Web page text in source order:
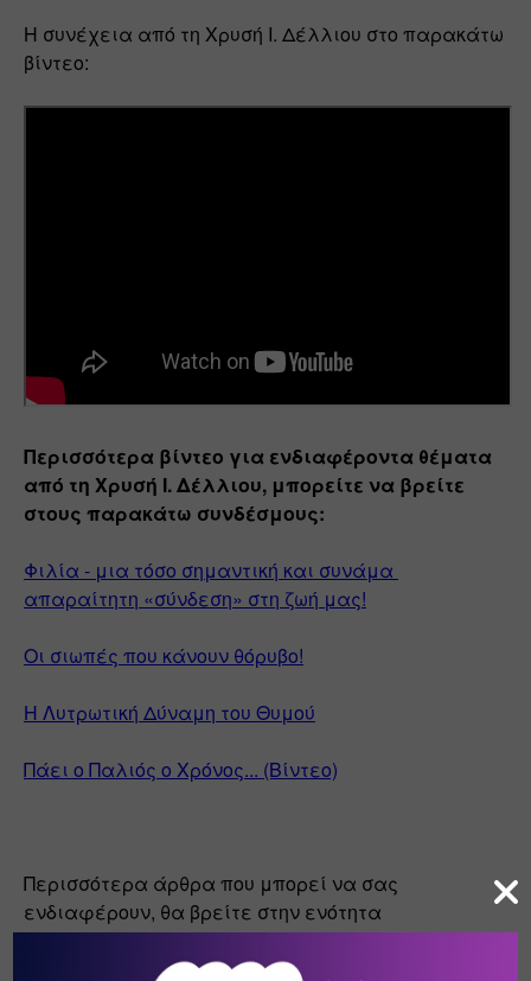
Η συνέχεια από τη Χρυσή Ι. Δέλλιου στο παρακάτω
βίντεο:
Περισσότερα βίντεο για ενδιαφέροντα θέματα
από τη Χρυσή Ι. Δέλλιου, μπορείτε να βρείτε
στους παρακάτω συνδέσμους:
Φιλία - μια τόσο σημαντική και συνάμα
απαραίτητη «σύνδεση» στη ζωή μας!
Οι σιωπές που κάνουν θόρυβο!
Η Λυτρωτική Δύναμη του Θυμού
Πάει ο Παλιός ο Χρόνος... (Βίντεο)
Περισσότερα άρθρα που μπορεί να σας
ενδιαφέρουν, θα βρείτε στην ενότητα
"Αρθρογραφία" στο Kidsproject.gr!